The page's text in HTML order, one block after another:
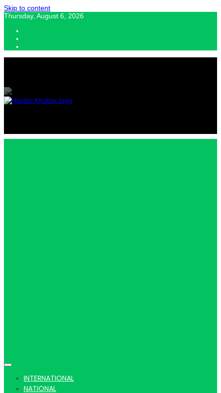
Skip to content
Thursday, August 6, 2026
INTERNATIONAL
NATIONAL